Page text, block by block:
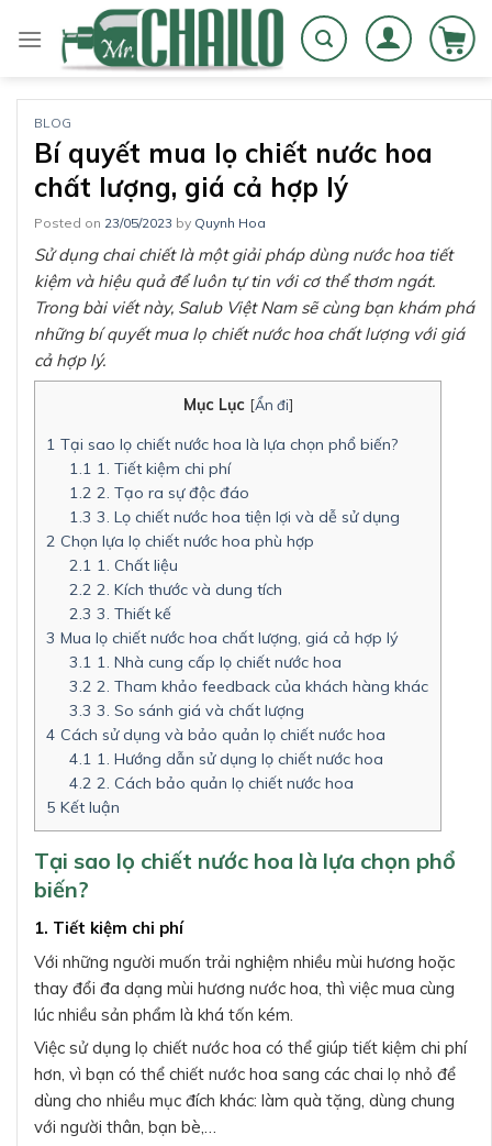
BLOG
Bí quyết mua lọ chiết nước hoa
chất lượng, giá cả hợp lý
Posted on 23/05/2023 by Quynh Hoa
Sử dụng chai chiết là một giải pháp dùng nước hoa tiết
kiệm và hiệu quả để luôn tự tin với cơ thể thơm ngát.
Trong bài viết này, Salub Việt Nam sẽ cùng bạn khám phá
những bí quyết mua lọ chiết nước hoa chất lượng với giá
cả hợp lý.
Mục Lục [Ẩn đi]
1 Tại sao lọ chiết nước hoa là lựa chọn phổ biến?
1.1 1. Tiết kiệm chi phí
1.2 2. Tạo ra sự độc đáo
1.3 3. Lọ chiết nước hoa tiện lợi và dễ sử dụng
2 Chọn lựa lọ chiết nước hoa phù hợp
2.1 1. Chất liệu
2.2 2. Kích thước và dung tích
2.3 3. Thiết kế
3 Mua lọ chiết nước hoa chất lượng, giá cả hợp lý
3.1 1. Nhà cung cấp lọ chiết nước hoa
3.2 2. Tham khảo feedback của khách hàng khác
3.3 3. So sánh giá và chất lượng
4 Cách sử dụng và bảo quản lọ chiết nước hoa
4.1 1. Hướng dẫn sử dụng lọ chiết nước hoa
4.2 2. Cách bảo quản lọ chiết nước hoa
5 Kết luận
Tại sao lọ chiết nước hoa là lựa chọn phổ
biến?
1. Tiết kiệm chi phí
Với những người muốn trải nghiệm nhiều mùi hương hoặc
thay đổi đa dạng mùi hương nước hoa, thì việc mua cùng
lúc nhiều sản phẩm là khá tốn kém.
Việc sử dụng lọ chiết nước hoa có thể giúp tiết kiệm chi phí
hơn, vì bạn có thể chiết nước hoa sang các chai lọ nhỏ để
dùng cho nhiều mục đích khác: làm quà tặng, dùng chung
với người thân, bạn bè,…